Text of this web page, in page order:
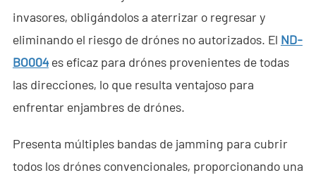
invasores, obligándolos a aterrizar o regresar y
eliminando el riesgo de drónes no autorizados. El ND-
BO004es eficaz para drónes provenientes de todas
las direcciones, lo que resulta ventajoso para
enfrentar enjambres de drónes.
Presenta múltiples bandas de jamming para cubrir
todos los drónes convencionales, proporcionando una